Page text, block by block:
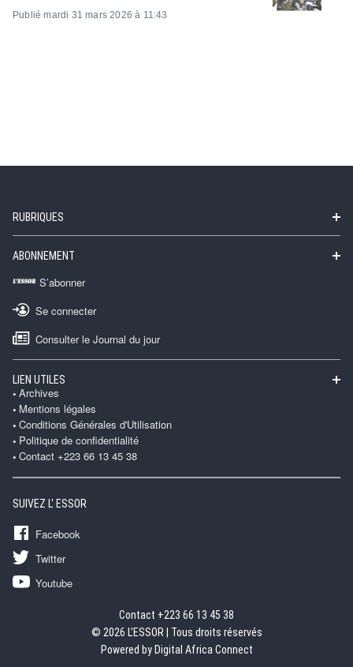
Publié mardi 31 mars 2026 à 11:43
RUBRIQUES
ABONNEMENT
S’abonner
Se connecter
Consulter le Journal du jour
LIEN UTILES
Archives
Mentions légales
Conditions Générales d'Utilisation
Politique de confidentialité
Contact +223 66 13 45 38
SUIVEZ L' ESSOR
Facebook
Twitter
Youtube
Contact +223 66 13 45 38
© 2026 L'ESSOR | Tous droits réservés
Powered by Digital Africa Connect